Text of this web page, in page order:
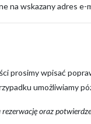
na wskazany adres
prosimy wpisać
umożliwiamy
oraz